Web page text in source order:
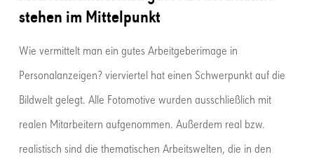
stehen im Mittelpunkt
Wie vermittelt man ein gutes Arbeitgeberimage in
Personalanzeigen? vierviertel hat einen Schwerpunkt auf die
Bildwelt gelegt. Alle Fotomotive wurden ausschließlich mit
realen Mitarbeitern aufgenommen. Außerdem real bzw.
realistisch sind die thematischen Arbeitswelten, die in den